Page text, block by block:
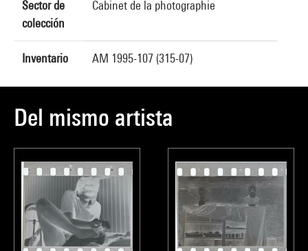
Sector de
colección
Cabinet de la photographie
Inventario AM 1995-107 (315-07)
Del mismo artista